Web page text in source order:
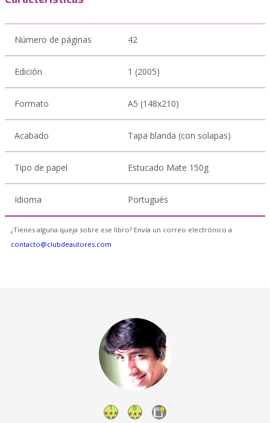
Número de páginas 42
Edición 1 (2005)
Formato A5 (148x210)
Acabado Tapa blanda (con solapas)
Tipo de papel Estucado Mate 150g
Idioma Portugués
¿Tienes alguna queja sobre ese libro? Envía un correo electrónico a
contacto@clubdeautores.com